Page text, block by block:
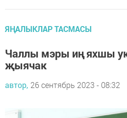
ЯҢАЛЫКЛАР ТАСМАСЫ
Чаллы мэры иң яхшы
җыячак
автор, 26 сентябрь 2023 - 08:32